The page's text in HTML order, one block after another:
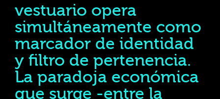
vestuario opera
simultáneamente como
marcador de identidad
y filtro de pertenencia.
La paradoja económica
que surge -entre la